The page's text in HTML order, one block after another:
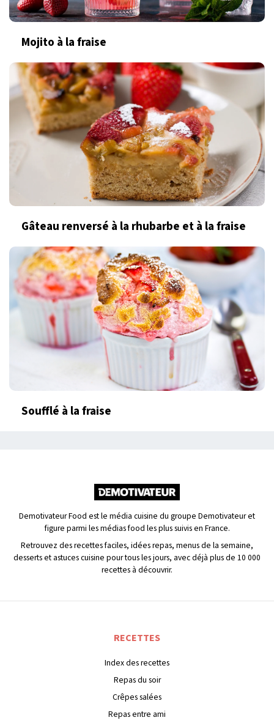
Mojito à la fraise
Gâteau renversé à la rhubarbe et à la fraise
Soufflé à la fraise
Demotivateur Food est le média cuisine du groupe Demotivateur et
figure parmi les médias food les plus suivis en France.
Retrouvez des recettes faciles, idées repas, menus de la semaine,
desserts et astuces cuisine pour tous les jours, avec déjà plus de 10 000
recettes à découvrir.
RECETTES
Index des recettes
Repas du soir
Crêpes salées
Repas entre ami